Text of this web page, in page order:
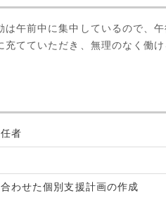
午前中に集中しているので、
てていただき、無理のなく働け
者
わせた個別支援計画の作成